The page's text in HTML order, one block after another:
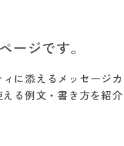
ージです。